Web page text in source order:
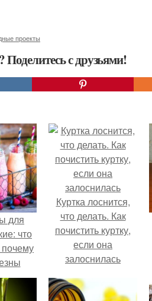
проекты
с друзьями!
для
что
почему
Куртка лоснится,
что делать. Как
почистить куртку,
если она
залоснилась